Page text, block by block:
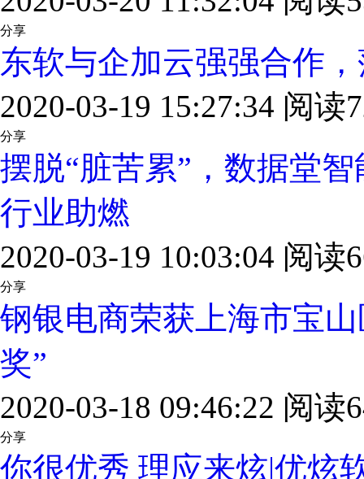
分享
东软与企加云强强合作
2020-03-19 15:27:34 阅读
分享
摆脱“脏苦累”，数据堂
行业助燃
2020-03-19 10:03:04 阅读
分享
钢银电商荣获上海市宝
奖”
2020-03-18 09:46:22 阅读
分享
你很优秀 理应来炫|优炫